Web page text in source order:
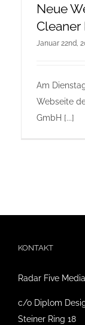
Neue
Cleaner
Januar 22nd,
Am
Webseite
GmbH [...]
KONTAKT
Radar Five Media
c/o Diplom
Steiner Ring 18